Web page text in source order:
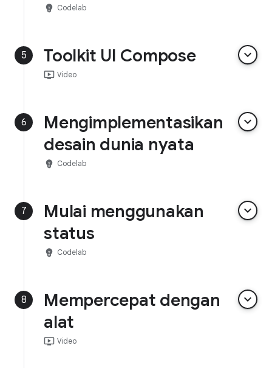
emoji_objects Codelab
5 Toolkit UI Compose keyboard_arrow_down
ondemand_video Video
6
Mengimplementasikan
desain dunia nyata
keyboard_arrow_down
emoji_objects Codelab
7
Mulai menggunakan
status
keyboard_arrow_down
emoji_objects Codelab
8
Mempercepat dengan
alat
keyboard_arrow_down
ondemand_video Video